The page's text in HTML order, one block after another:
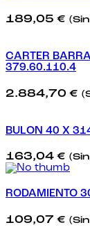
189,05 €
CARTER
379.60.110.4
2.884,70 €
BULON 40 X
163,04 €
RODAMIENTO
109,07 €